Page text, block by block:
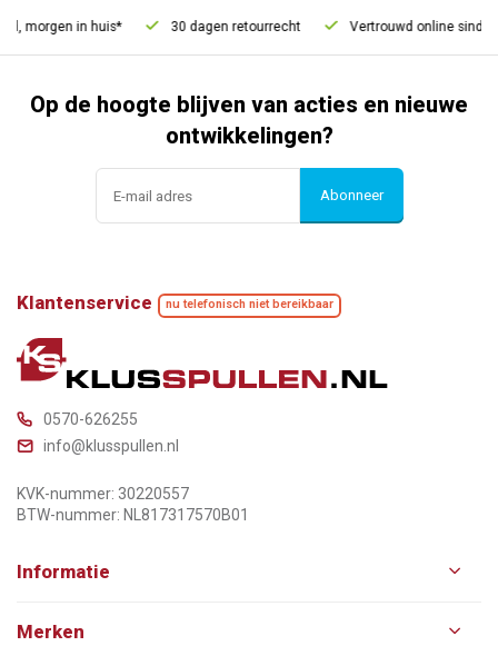
morgen in huis* 30 dagen retourrecht Vertrouwd online sinds
Op de hoogte blijven van acties en nieuwe
ontwikkelingen?
Abonneer
Klantenservice nu telefonisch niet bereikbaar
0570-626255
info@klusspullen.nl
KVK-nummer: 30220557
BTW-nummer: NL817317570B01
Informatie
Merken